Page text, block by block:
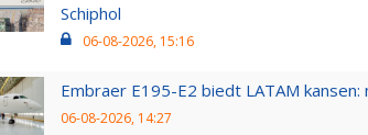
Schiphol
06-08-2026, 15:16
Embraer E195-E2 biedt LATAM
06-08-2026, 14:27